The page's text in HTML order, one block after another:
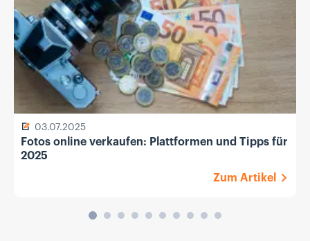
03.07.2025
Fotos online verkaufen: Plattformen und Tipps für
2025
Zum Artikel